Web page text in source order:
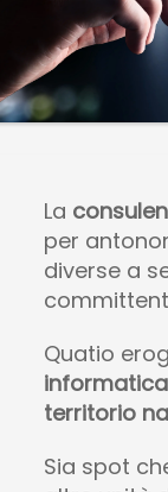
La
per
diverse a
Quatio
territorio
Sia spot